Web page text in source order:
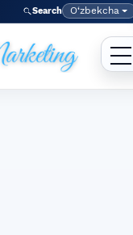
menu
Search O‘zbekcha